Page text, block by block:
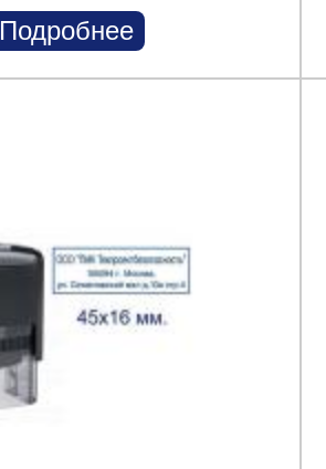
Подробнее